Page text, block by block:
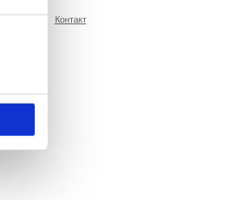
Контакт